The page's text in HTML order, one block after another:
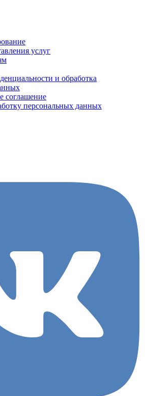
услуг
и обработка
соглашение
персональных данных